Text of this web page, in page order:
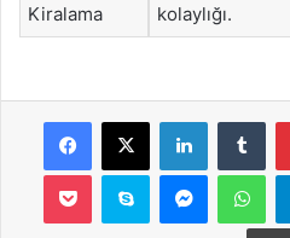
Kiralama
kolaylığı.
Facebook
X LinkedIn
Pocket Skype